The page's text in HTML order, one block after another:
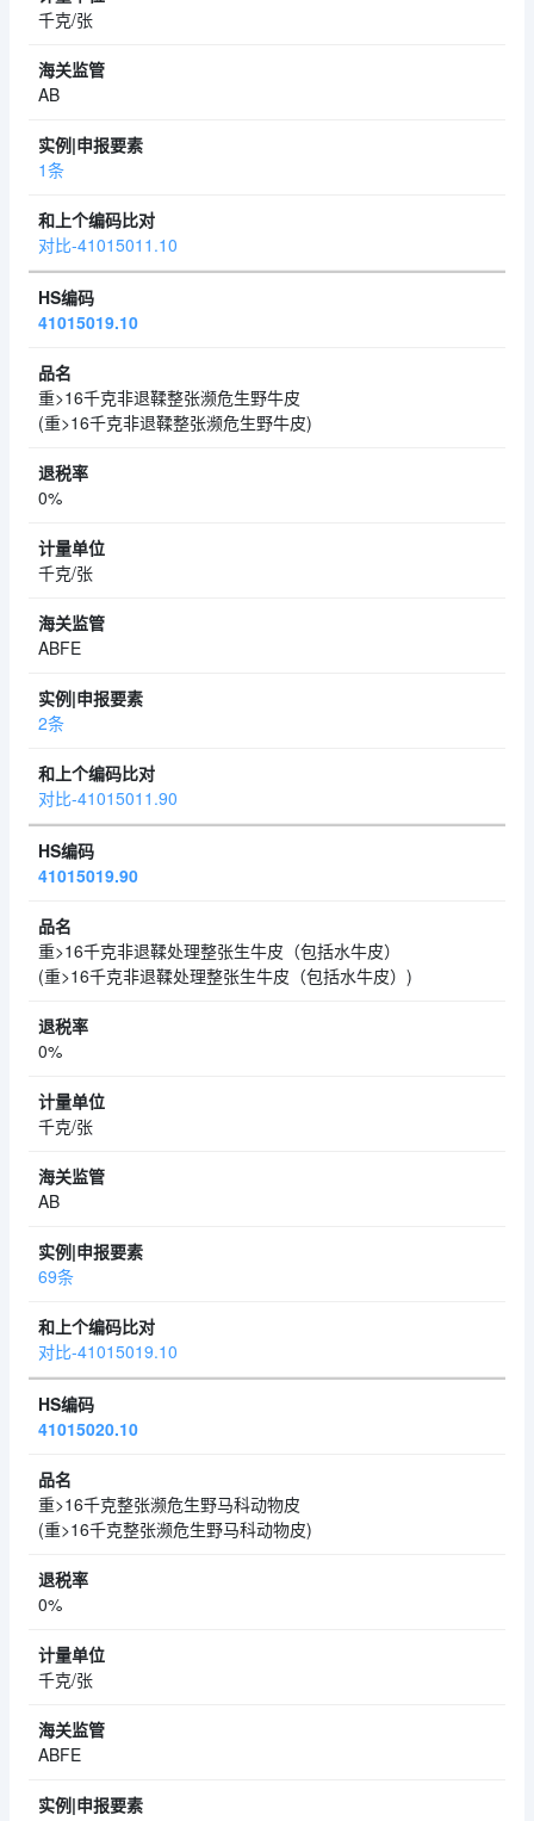
千克/张
AB
1条
对比-41015011.10
41015019.10
重>16千克非退鞣整张濒危生野牛皮
(重>16千克非退鞣整张濒危生野牛皮)
0%
千克/张
ABFE
2条
对比-41015011.90
41015019.90
重>16千克非退鞣处理整张生牛皮（包括水牛皮）
(重>16千克非退鞣处理整张生牛皮（包括水牛皮）)
0%
千克/张
AB
69条
对比-41015019.10
41015020.10
重>16千克整张濒危生野马科动物皮
(重>16千克整张濒危生野马科动物皮)
0%
千克/张
ABFE